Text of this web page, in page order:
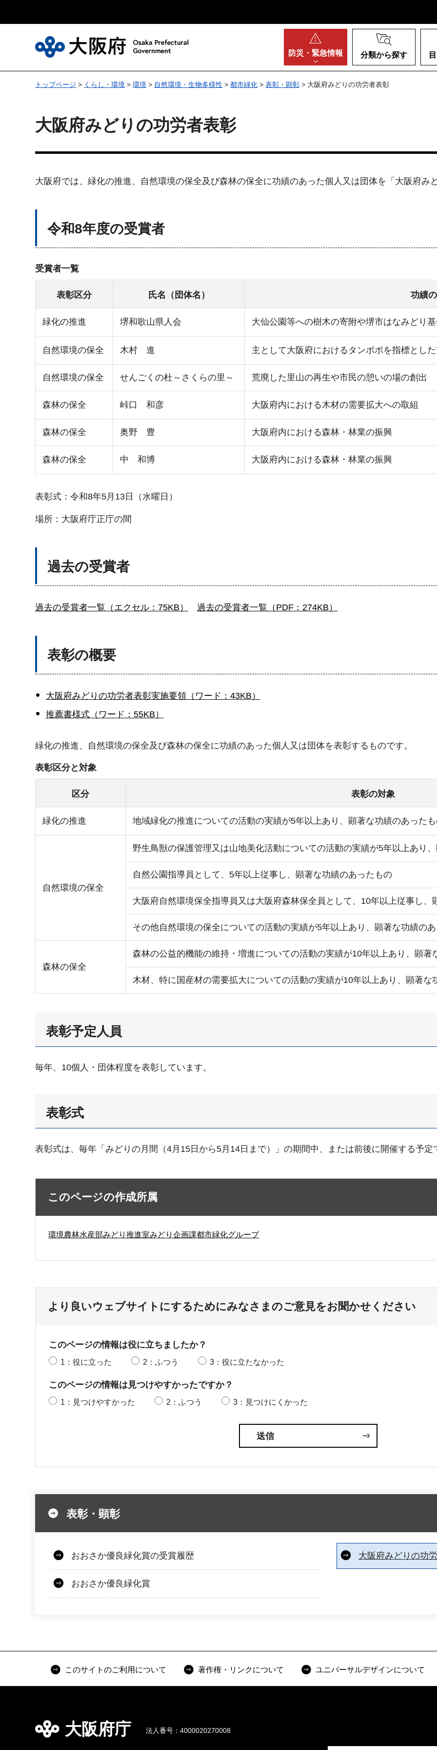
防災・ 緊急情報 分類から探す
トップページ > くらし・環境 > 環境 > 自然環境・生物多様性 > 都市緑化 > 表彰・顕彰 > 大阪府みどりの功労者表彰
大阪府みどりの功労者表彰
大阪府では、緑化の推進、自然環境の保全及び森林の保全に功績のあった個人又は団体を「大阪府み
令和8年度の受賞者
受賞者一覧
表彰区分 氏名（団体名） 功績
緑化の推進 堺和歌山県人会 大仙公園等への樹木の寄附や堺市はなみどり
自然環境の保全 木村 進 主として大阪府におけるタンポポを指標とし
自然環境の保全 せんごくの杜～さくらの里～ 荒廃した里山の再生や市民の憩いの場の創出
森林の保全 峠口 和彦 大阪府内における木材の需要拡大への取組
森林の保全 奥野 豊 大阪府内における森林・林業の振興
森林の保全 中 和博 大阪府内における森林・林業の振興
表彰式：令和8年5月13日（水曜日）
場所：大阪府庁正庁の間
過去の受賞者
過去の受賞者一覧（エクセル：75KB） 過去の受賞者一覧（PDF：274KB）
表彰の概要
大阪府みどりの功労者表彰実施要領（ワード：43KB）
推薦書様式（ワード：55KB）
緑化の推進、自然環境の保全及び森林の保全に功績のあった個人又は団体を表彰するものです。
表彰区分と対象
区分 表彰の対象
緑化の推進 地域緑化の推進についての活動の実績が5年以上あり、顕著な功績のあった
自然環境の保全
野生鳥獣の保護管理又は山地美化活動についての活動の実績が5年以上あり
自然公園指導員として、5年以上従事し、顕著な功績のあったもの
大阪府自然環境保全指導員又は大阪府森林保全員として、10年以上従事し、
その他自然環境の保全についての活動の実績が5年以上あり、顕著な功績の
森林の保全
森林の公益的機能の維持・増進についての活動の実績が10年以上あり、顕著
木材、特に国産材の需要拡大についての活動の実績が10年以上あり、顕著な
表彰予定人員
毎年、10個人・団体程度を表彰しています。
表彰式
表彰式は、毎年「みどりの月間（4月15日から5月14日まで）」の期間中、または前後に開催する予定
このページの作成所属
環境農林水産部みどり推進室みどり企画課都市緑化グループ
より良いウェブサイトにするためにみなさまのご意見をお聞かせください
このページの情報は役に立ちましたか？
1：役に立った 2：ふつう 3：役に立たなかった
このページの情報は見つけやすかったですか？
1：見つけやすかった 2：ふつう 3：見つけにくかった
表彰・顕彰
おおさか優良緑化賞の受賞履歴 大阪府みどりの功
おおさか優良緑化賞
このサイトのご利用について 著作権・リンクについて ユニバーサルデザインについて
大阪府庁 法人番号：4000020270008